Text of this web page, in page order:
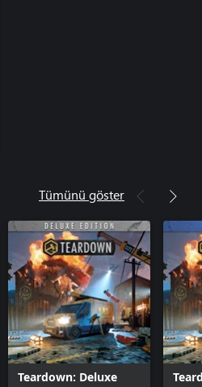
Tümünü göster
Teardown: Deluxe